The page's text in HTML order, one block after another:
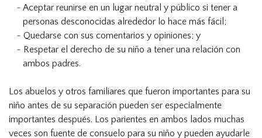
Aceptar reunirse en un lugar neutral y público si tener a
personas desconocidas alrededor lo hace más fácil;
Quedarse con sus comentarios y opiniones; y
Respetar el derecho de su niño a tener una relación con
ambos padres.
Los abuelos y otros familiares que fueron importantes para su
niño antes de su separación pueden ser especialmente
importantes después. Los parientes en ambos lados muchas
veces son fuente de consuelo para su niño y pueden ayudarle